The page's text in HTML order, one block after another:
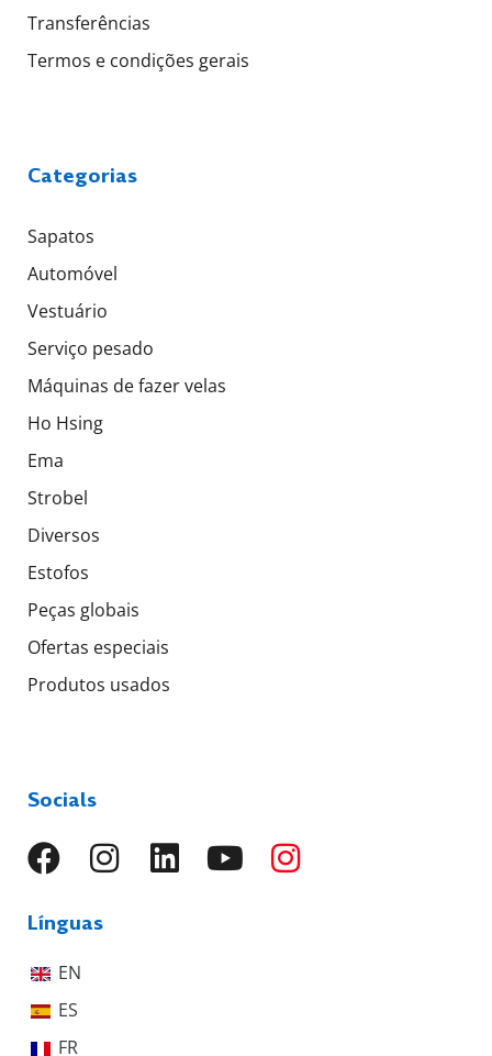
Transferências
Termos e condições gerais
Categorias
Sapatos
Automóvel
Vestuário
Serviço pesado
Máquinas de fazer velas
Ho Hsing
Ema
Strobel
Diversos
Estofos
Peças globais
Ofertas especiais
Produtos usados
Socials
Línguas
EN
ES
FR